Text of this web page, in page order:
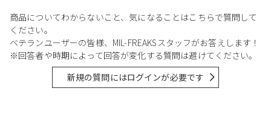
商品についてわからないこと、気になることはこちらで質問して
ください。
ベテランユーザーの皆様、MIL-FREAKSスタッフがお答えします！
※回答者や時期によって回答が変化する質問は避けてください。
新規の質問にはログインが必要です